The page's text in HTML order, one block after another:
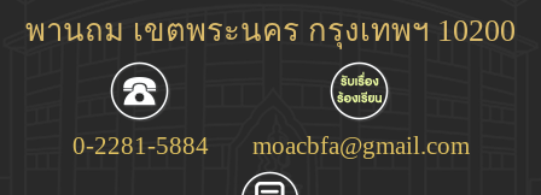
พานถม เขตพระนคร กรุงเทพฯ 10200
0-2281-5884 moacbfa@gmail.com